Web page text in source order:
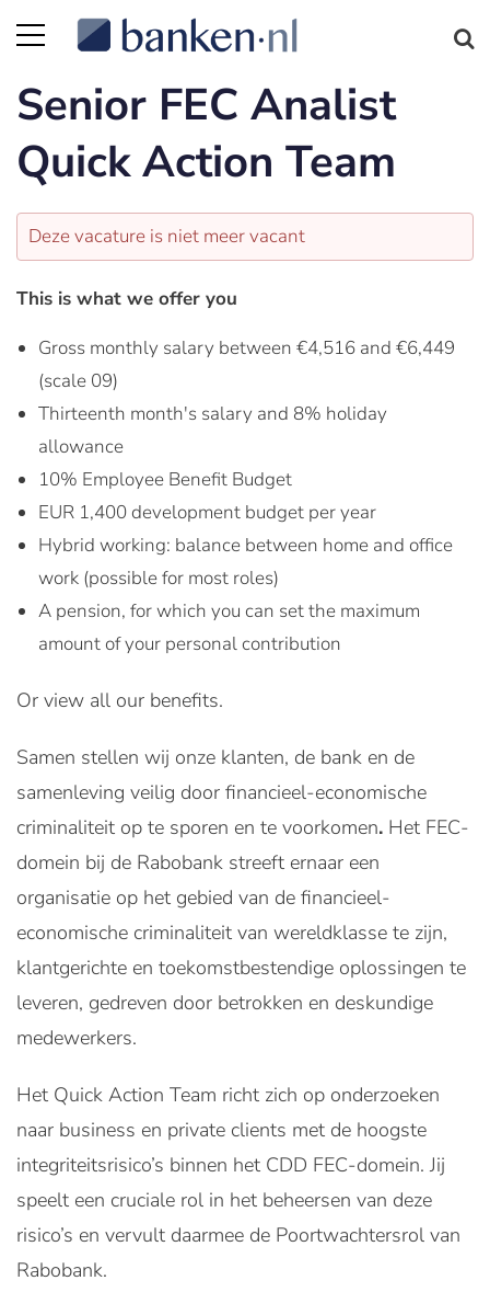
Senior FEC Analist
Quick Action Team
Deze vacature is niet meer vacant
This is what we offer you
Gross monthly salary between €4,516 and €6,449
(scale 09)
Thirteenth month's salary and 8% holiday
allowance
10% Employee Benefit Budget
EUR 1,400 development budget per year
Hybrid working: balance between home and office
work (possible for most roles)
A pension, for which you can set the maximum
amount of your personal contribution
Or view all our benefits.
Samen stellen wij onze klanten, de bank en de
samenleving veilig door financieel-economische
criminaliteit op te sporen en te voorkomen. Het FEC-
domein bij de Rabobank streeft ernaar een
organisatie op het gebied van de financieel-
economische criminaliteit van wereldklasse te zijn,
klantgerichte en toekomstbestendige oplossingen te
leveren, gedreven door betrokken en deskundige
medewerkers.
Het Quick Action Team richt zich op onderzoeken
naar business en private clients met de hoogste
integriteitsrisico’s binnen het CDD FEC-domein. Jij
speelt een cruciale rol in het beheersen van deze
risico’s en vervult daarmee de Poortwachtersrol van
Rabobank.